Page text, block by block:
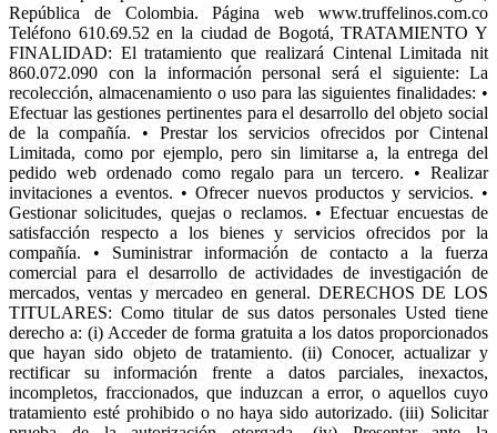
República de Colombia. Página web www.truffelinos.com.co
Teléfono 610.69.52 en la ciudad de Bogotá, TRATAMIENTO Y
FINALIDAD: El tratamiento que realizará Cintenal Limitada nit
860.072.090 con la información personal será el siguiente: La
recolección, almacenamiento o uso para las siguientes finalidades: •
Efectuar las gestiones pertinentes para el desarrollo del objeto social
de la compañía. • Prestar los servicios ofrecidos por Cintenal
Limitada, como por ejemplo, pero sin limitarse a, la entrega del
pedido web ordenado como regalo para un tercero. • Realizar
invitaciones a eventos. • Ofrecer nuevos productos y servicios. •
Gestionar solicitudes, quejas o reclamos. • Efectuar encuestas de
satisfacción respecto a los bienes y servicios ofrecidos por la
compañía. • Suministrar información de contacto a la fuerza
comercial para el desarrollo de actividades de investigación de
mercados, ventas y mercadeo en general. DERECHOS DE LOS
TITULARES: Como titular de sus datos personales Usted tiene
derecho a: (i) Acceder de forma gratuita a los datos proporcionados
que hayan sido objeto de tratamiento. (ii) Conocer, actualizar y
rectificar su información frente a datos parciales, inexactos,
incompletos, fraccionados, que induzcan a error, o aquellos cuyo
tratamiento esté prohibido o no haya sido autorizado. (iii) Solicitar